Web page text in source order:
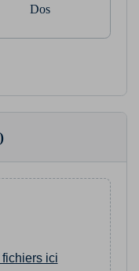
Dos
fichiers ici